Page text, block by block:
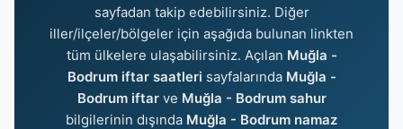
sayfadan takip edebilirsiniz. Diğer
iller/ilçeler/bölgeler için aşağıda bulunan linkten
tüm ülkelere ulaşabilirsiniz. Açılan Muğla -
Bodrum iftar saatleri sayfalarında Muğla -
Bodrum iftarve Muğla - Bodrum sahur
bilgilerinin dışında Muğla - Bodrum namaz